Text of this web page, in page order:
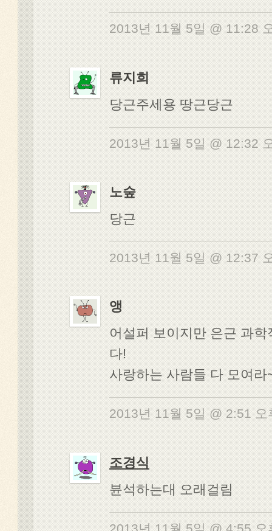
2013년 11월 5일 @ 11:28
류지희
당근주세용 땅근당근
2013년 11월 5일 @ 12:32
노숲
당근
2013년 11월 5일 @ 12:37
앵
어설퍼 보이지만 은근 과
다!
사랑하는 사람들 다 모여라
2013년 11월 5일 @ 2:51
조경식
뷴석하는대 오래걸림
2013년 11월 5일 @ 4:55